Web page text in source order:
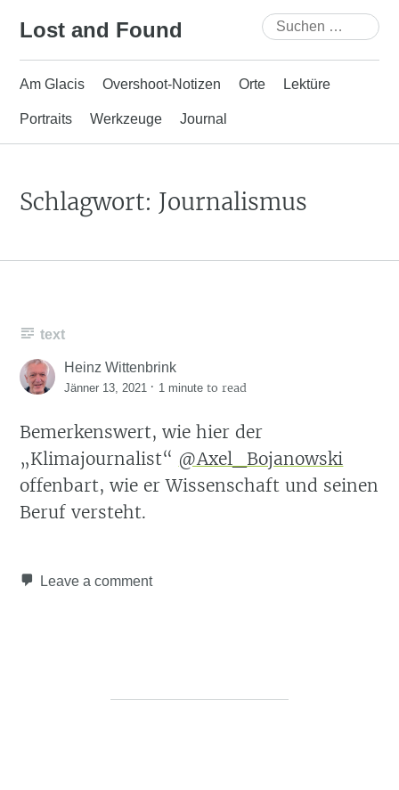
Lost and Found
Suchen
nach:
Am Glacis Overshoot-Notizen Orte Lektüre
Portraits Werkzeuge Journal
Schlagwort: Journalismus
text
Heinz Wittenbrink
Jänner 13, 2021 · 1 minute to read
Bemerkenswert, wie hier der
„Klimajournalist“ @Axel_Bojanowski
offenbart, wie er Wissenschaft und seinen
Beruf versteht.
Leave a comment